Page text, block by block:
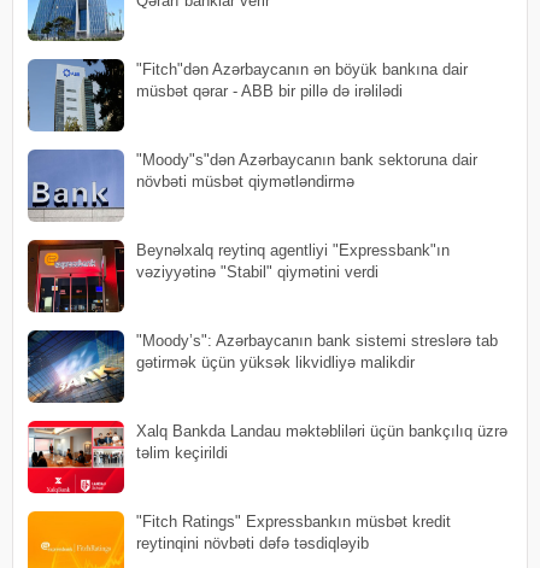
"Fitch"dən Azərbaycanın ən böyük bankına dair
müsbət qərar - ABB bir pillə də irəlilədi
"Moody"s"dən Azərbaycanın bank sektoruna dair
növbəti müsbət qiymətləndirmə
Beynəlxalq reytinq agentliyi "Expressbank"ın
vəziyyətinə "Stabil" qiymətini verdi
"Moody’s": Azərbaycanın bank sistemi streslərə tab
gətirmək üçün yüksək likvidliyə malikdir
Xalq Bankda Landau məktəbliləri üçün bankçılıq üzrə
təlim keçirildi
"Fitch Ratings" Expressbankın müsbət kredit
reytinqini növbəti dəfə təsdiqləyib